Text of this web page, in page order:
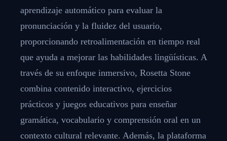
aprendizaje automático para evaluar la
pronunciación y la fluidez del usuario,
proporcionando retroalimentación en tiempo real
que ayuda a mejorar las habilidades lingüísticas. A
través de su enfoque inmersivo, Rosetta Stone
combina contenido interactivo, ejercicios
prácticos y juegos educativos para enseñar
gramática, vocabulario y comprensión oral en un
contexto cultural relevante. Además, la plataforma